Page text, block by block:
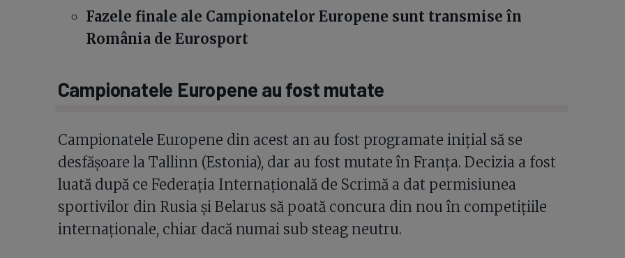
Fazele finale ale Campionatelor Europene sunt transmise în
România de Eurosport
Campionatele Europene au fost mutate
Campionatele Europene din acest an au fost programate inițial să se
desfășoare la Tallinn (Estonia), dar au fost mutate în Franța. Decizia a fost
luată după ce Federația Internațională de Scrimă a dat permisiunea
sportivilor din Rusia și Belarus să poată concura din nou în competițiile
internaționale, chiar dacă numai sub steag neutru.